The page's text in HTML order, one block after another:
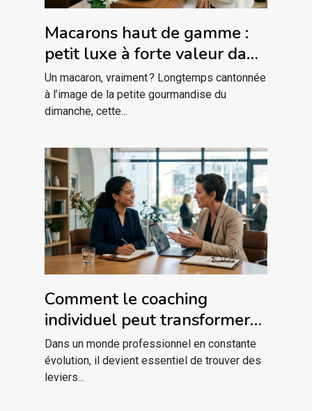
Macarons haut de gamme :
petit luxe à forte valeur dans
la relation client
Un macaron, vraiment ? Longtemps cantonnée
à l’image de la petite gourmandise du
dimanche, cette...
Comment le coaching
individuel peut transformer
votre carrière ?
Dans un monde professionnel en constante
évolution, il devient essentiel de trouver des
leviers...